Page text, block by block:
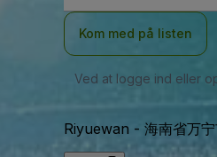
Kom med på listen
Ved at logge ind eller
Riyuewan - 海南省万